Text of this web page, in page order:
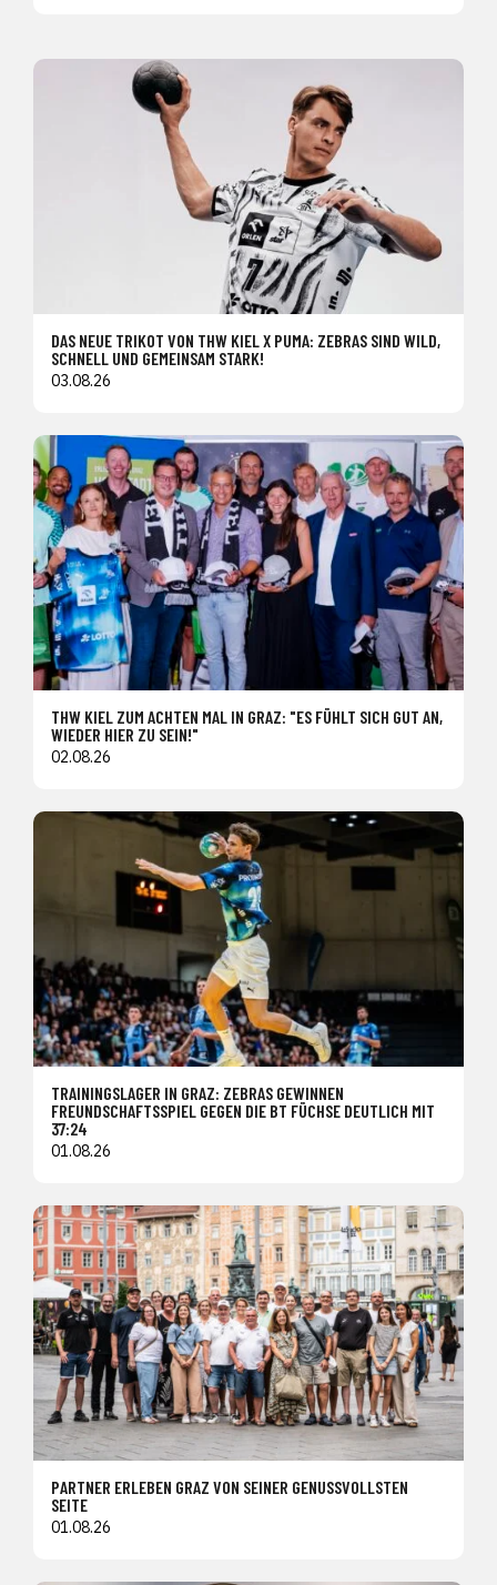
DAS NEUE TRIKOT VON THW KIEL X PUMA: ZEBRAS SIND WILD,
SCHNELL UND GEMEINSAM STARK!
03.08.26
THW KIEL ZUM ACHTEN MAL IN GRAZ: "ES FÜHLT SICH GUT AN,
WIEDER HIER ZU SEIN!"
02.08.26
TRAININGSLAGER IN GRAZ: ZEBRAS GEWINNEN
FREUNDSCHAFTSSPIEL GEGEN DIE BT FÜCHSE DEUTLICH MIT
37:24
01.08.26
PARTNER ERLEBEN GRAZ VON SEINER GENUSSVOLLSTEN
SEITE
01.08.26